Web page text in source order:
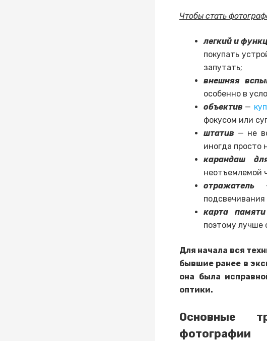
Чтобы стать
легкий и
покупать
запутать;
внешняя
особенно в
объектив —
фокусом или
штатив — не
иногда просто
карандаш
неотъемлемой
отражатель
карта памяти
поэтому лучше
Для начала вся
бывшие ранее в
она была
оптики.
Основные
фотографии